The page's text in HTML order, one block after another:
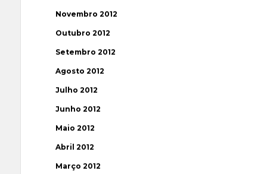
Novembro 2012
Outubro 2012
Setembro 2012
Agosto 2012
Julho 2012
Junho 2012
Maio 2012
Abril 2012
Março 2012